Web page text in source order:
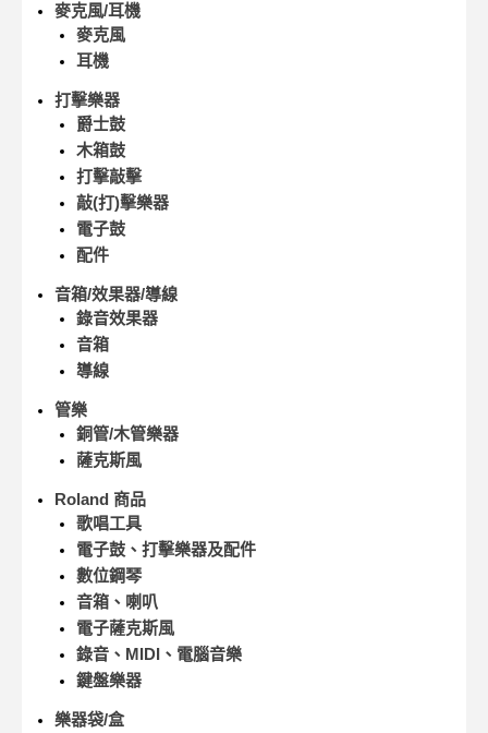
麥克風/耳機
麥克風
耳機
打擊樂器
爵士鼓
木箱鼓
打擊敲擊
敲(打)擊樂器
電子鼓
配件
音箱/效果器/導線
錄音效果器
音箱
導線
管樂
銅管/木管樂器
薩克斯風
Roland 商品
歌唱工具
電子鼓、打擊樂器及配件
數位鋼琴
音箱、喇叭
電子薩克斯風
錄音、MIDI、電腦音樂
鍵盤樂器
樂器袋/盒